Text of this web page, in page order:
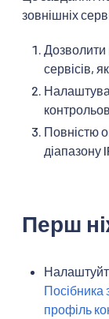
зовнішніх
Дозволити
сервісів,
Повністю
діапазону
Перш
Посібника
профіль